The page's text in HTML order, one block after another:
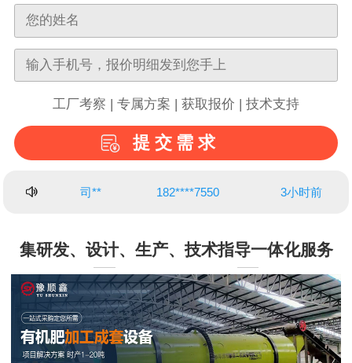
工厂考察 | 专属方案 | 获取报价 | 技术支持
提交需求
胡** 139****9081 3小时前
徐** 153****6268 10分钟前
赵** 186****0088 18分钟前
集研发、设计、生产、技术指导一体化服务